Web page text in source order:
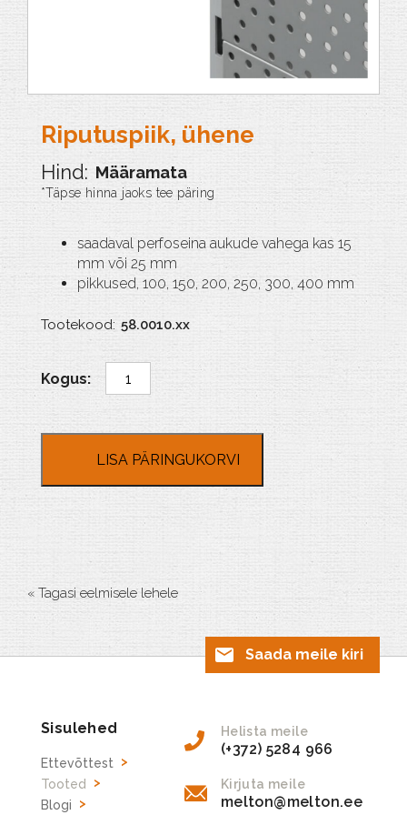
Riputuspiik, ühene
Määramata
saadaval perfoseina aukude vahega kas 15
mm või 25 mm
pikkused, 100, 150, 200, 250, 300, 400 mm
Tootekood: 58.0010.xx
Riputuspiik,
ühene
LISA PÄRINGUKORVI
« Tagasi eelmisele lehele
Sisulehed
Ettevõttest
Tooted
Blogi
Helista meile
(+372) 5284 966
Kirjuta meile
melton@melton.ee
Saada meile kiri